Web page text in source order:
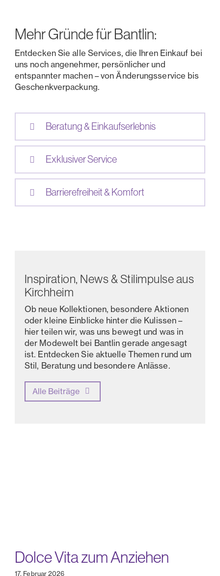
Mehr Gründe für Bantlin:
Entdecken Sie alle Services, die Ihren Einkauf bei
uns noch angenehmer, persönlicher und
entspannter machen – von Änderungsservice bis
Geschenkverpackung.
Beratung & Einkaufserlebnis
Exklusiver Service
Barrierefreiheit & Komfort
Dolce Vita zum Anziehen
17. Februar 2026
Inspiration, News & Stilimpulse aus
Kirchheim
Ob neue Kollektionen, besondere Aktionen
oder kleine Einblicke hinter die Kulissen –
hier teilen wir, was uns bewegt und was in
der Modewelt bei Bantlin gerade angesagt
ist. Entdecken Sie aktuelle Themen rund um
Stil, Beratung und besondere Anlässe.
Alle Beiträge